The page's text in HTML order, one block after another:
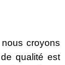
croyons
qualité est